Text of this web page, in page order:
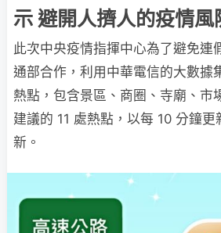
示 避開人擠人的疫情風
此次中央疫情指揮中心為了避免連
通部合作，利用中華電信的大數據
熱點，包含景區、商圈、寺廟、市
建議的 11 處熱點，以每 10 分鐘更
新。